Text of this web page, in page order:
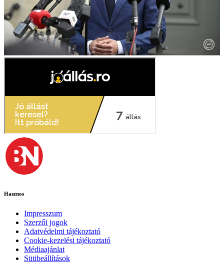
Hasznos
Impresszum
Szerzői jogok
Adatvédelmi tájékoztató
Cookie-kezelési tájékoztató
Médiaajánlat
Sütibeállítások